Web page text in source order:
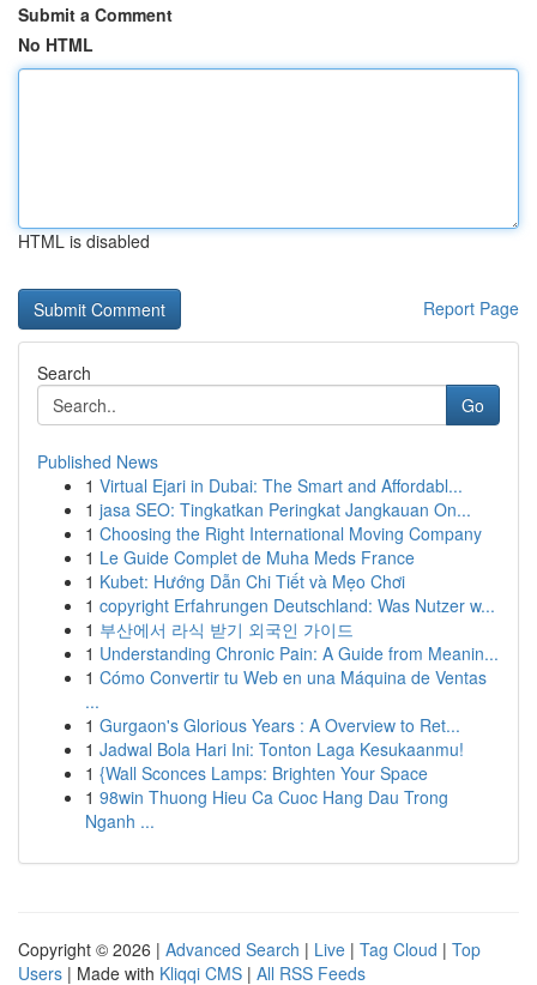
Submit a Comment
No HTML
HTML is disabled
Report Page
Search
Go
Published News
1 Virtual Ejari in Dubai: The Smart and Affordabl...
1 jasa SEO: Tingkatkan Peringkat Jangkauan On...
1 Choosing the Right International Moving Company
1 Le Guide Complet de Muha Meds France
1 Kubet: Hướng Dẫn Chi Tiết và Mẹo Chơi
1 copyright Erfahrungen Deutschland: Was Nutzer w...
1 부산에서 라식 받기 외국인 가이드
1 Understanding Chronic Pain: A Guide from Meanin...
1 Cómo Convertir tu Web en una Máquina de Ventas
...
1 Gurgaon's Glorious Years : A Overview to Ret...
1 Jadwal Bola Hari Ini: Tonton Laga Kesukaanmu!
1 {Wall Sconces Lamps: Brighten Your Space
1 98win Thuong Hieu Ca Cuoc Hang Dau Trong
Nganh ...
Copyright © 2026 | Advanced Search | Live | Tag Cloud | Top
Users | Made with Kliqqi CMS | All RSS Feeds